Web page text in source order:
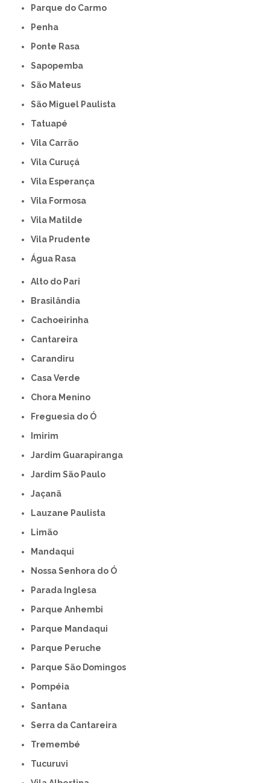
Parque do Carmo
Penha
Ponte Rasa
Sapopemba
São Mateus
São Miguel Paulista
Tatuapé
Vila Carrão
Vila Curuçá
Vila Esperança
Vila Formosa
Vila Matilde
Vila Prudente
Água Rasa
Alto do Pari
Brasilândia
Cachoeirinha
Cantareira
Carandiru
Casa Verde
Chora Menino
Freguesia do Ó
Imirim
Jardim Guarapiranga
Jardim São Paulo
Jaçanã
Lauzane Paulista
Limão
Mandaqui
Nossa Senhora do Ó
Parada Inglesa
Parque Anhembi
Parque Mandaqui
Parque Peruche
Parque São Domingos
Pompéia
Santana
Serra da Cantareira
Tremembé
Tucuruvi